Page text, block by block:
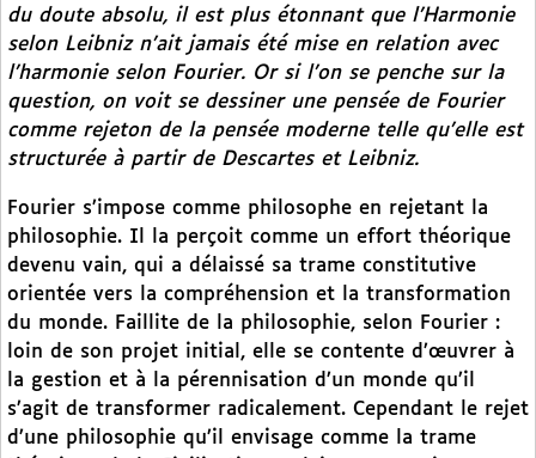
du doute absolu, il est plus étonnant que l’Harmonie
selon Leibniz n’ait jamais été mise en relation avec
l’harmonie selon Fourier. Or si l’on se penche sur la
question, on voit se dessiner une pensée de Fourier
comme rejeton de la pensée moderne telle qu’elle est
structurée à partir de Descartes et Leibniz.
Fourier s’impose comme philosophe en rejetant la
philosophie. Il la perçoit comme un effort théorique
devenu vain, qui a délaissé sa trame constitutive
orientée vers la compréhension et la transformation
du monde. Faillite de la philosophie, selon Fourier :
loin de son projet initial, elle se contente d’œuvrer à
la gestion et à la pérennisation d’un monde qu’il
s’agit de transformer radicalement. Cependant le rejet
d’une philosophie qu’il envisage comme la trame